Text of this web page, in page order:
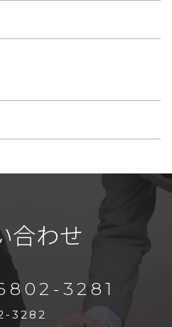
合わせ
3281
3282